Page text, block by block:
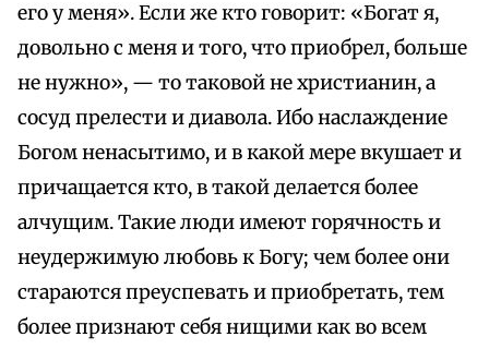
его у меня». Если же кто говорит: «Богат я,
довольно с меня и того, что приобрел, больше
не нужно», — то таковой не христианин, а
сосуд прелести и диавола. Ибо наслаждение
Богом ненасытимо, и в какой мере вкушает и
причащается кто, в такой делается более
алчущим. Такие люди имеют горячность и
неудержимую любовь к Богу; чем более они
стараются преуспевать и приобретать, тем
более признают себя нищими как во всем